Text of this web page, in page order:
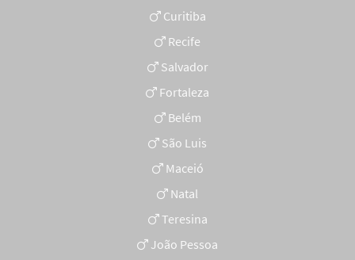
Curitiba
Recife
Salvador
Fortaleza
Belém
São Luis
Maceió
Natal
Teresina
João Pessoa